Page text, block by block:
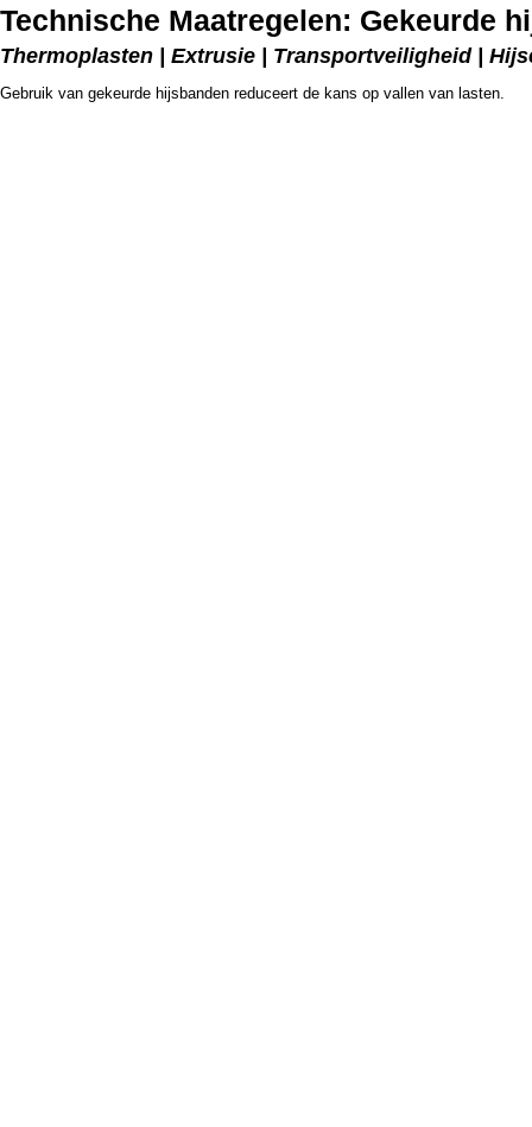
Technische Maatregelen: Gekeurde
Thermoplasten | Extrusie | Transportveiligheid |
Gebruik van gekeurde hijsbanden reduceert de kans op vallen van lasten.